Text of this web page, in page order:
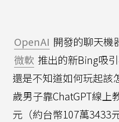
OpenAI 開發的聊天機
微軟 推出的新Bing吸
還是不知道如何玩起該
歲男子靠ChatGPT線上
元（約台幣107萬3433